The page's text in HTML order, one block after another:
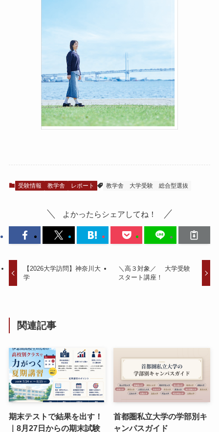
受験情報 教学舎 レポート 教学舎 大学受験 総合型選抜
よかったらシェアしてね！
【2026大学訪問】神奈川大
学
＼高３対象／ 大学受験
スタート講座！
関連記事
期末テストで結果を出す！
｜8月27日からの期末試験
首都圏私立大学の学部別キ
ャンパスガイド